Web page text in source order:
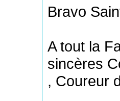
Bravo
A tout la
sincères
, Coureur